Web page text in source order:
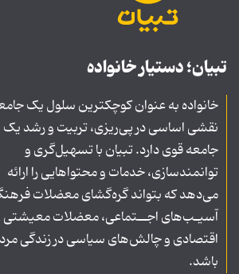
تبیان؛ دستیار خانواده
خانواده به عنوان کوچکترین سلول یک
نقشی اساسی در پی‌ریزی، تربیت و رشد یک
جامعه قوی دارد. تبیان با تسهیل‌گری و
توانمندسازی، خدمات و محتواهایی را ارائه
می‌دهد که بتواند گره‌گشای معضلات
آسیـب‌های اجــتماعی، معضلات معیشتی
اقتصادی و چالش‌های سیاسی در زندگی
باشد.